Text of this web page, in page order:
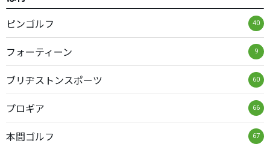
ピンゴルフ 40
フォーティーン 9
ブリヂストンスポーツ 60
プロギア 66
本間ゴルフ 67